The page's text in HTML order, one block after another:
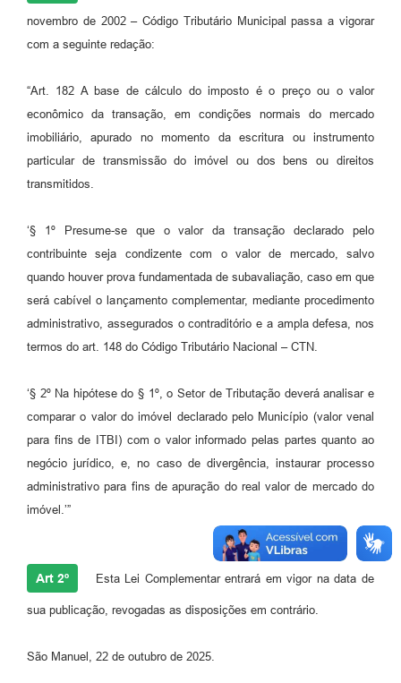
novembro de 2002 – Código Tributário Municipal passa a vigorar
com a seguinte redação:
“Art. 182 A base de cálculo do imposto é o preço ou o valor
econômico da transação, em condições normais do mercado
imobiliário, apurado no momento da escritura ou instrumento
particular de transmissão do imóvel ou dos bens ou direitos
transmitidos.
‘§ 1º Presume-se que o valor da transação declarado pelo
contribuinte seja condizente com o valor de mercado, salvo
quando houver prova fundamentada de subavaliação, caso em que
será cabível o lançamento complementar, mediante procedimento
administrativo, assegurados o contraditório e a ampla defesa, nos
termos do art. 148 do Código Tributário Nacional – CTN.
‘§ 2º Na hipótese do § 1º, o Setor de Tributação deverá analisar e
comparar o valor do imóvel declarado pelo Município (valor venal
para fins de ITBI) com o valor informado pelas partes quanto ao
negócio jurídico, e, no caso de divergência, instaurar processo
administrativo para fins de apuração do real valor de mercado do
imóvel.’”
Art 2º Esta Lei Complementar entrará em vigor na data de
sua publicação, revogadas as disposições em contrário.
São Manuel, 22 de outubro de 2025.